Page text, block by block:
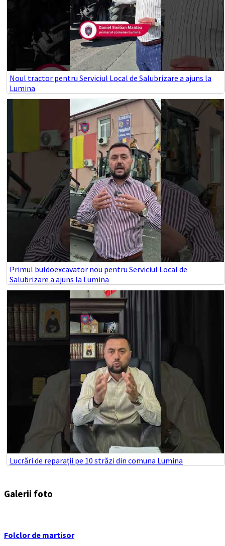
Noul tractor pentru Serviciul Local de Salubrizare a ajuns la
Lumina
Primul buldoexcavator nou pentru Serviciul Local de
Salubrizare a ajuns la Lumina
Lucrări de reparații pe 10 străzi din comuna Lumina
Galerii foto
Folclor de martisor